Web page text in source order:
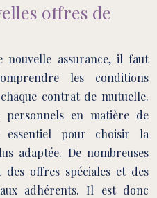
offres de
nouvelle assurance, il faut
les conditions
contrat de mutuelle.
personnels en matière de
pour choisir la
adaptée. De nombreuses
des offres spéciales et des
adhérents. Il est donc